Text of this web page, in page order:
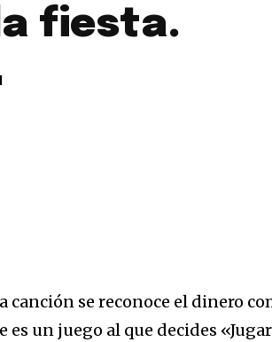
fiesta.
canción se reconoce el dinero
es un juego al que decides